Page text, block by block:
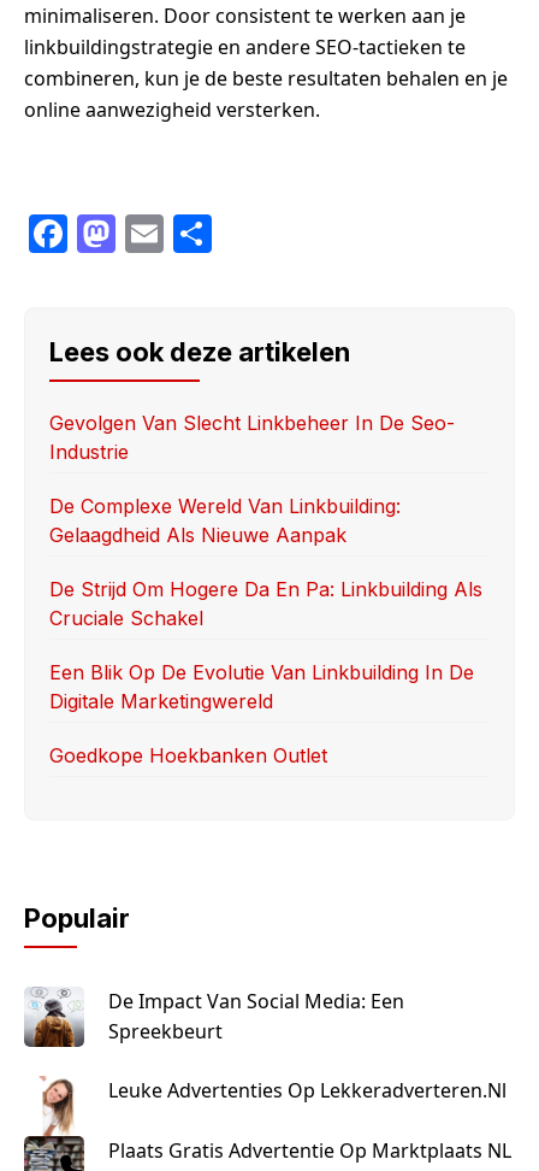
minimaliseren. Door consistent te werken aan je
linkbuildingstrategie en andere SEO-tactieken te
combineren, kun je de beste resultaten behalen en je
online aanwezigheid versterken.
F
e
b
o
o
k
M
o
d
o
n
E
e
Lees ook deze artikelen
Gevolgen Van Slecht Linkbeheer In De Seo-
Industrie
De Complexe Wereld Van Linkbuilding:
Gelaagdheid Als Nieuwe Aanpak
De Strijd Om Hogere Da En Pa: Linkbuilding Als
Cruciale Schakel
Een Blik Op De Evolutie Van Linkbuilding In De
Digitale Marketingwereld
Goedkope Hoekbanken Outlet
Populair
De Impact Van Social Media: Een
Spreekbeurt
Leuke Advertenties Op Lekkeradverteren.nl
Plaats Gratis Advertentie Op Marktplaats NL